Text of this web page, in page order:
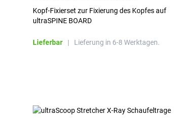
Kopf-Fixierset zur Fixierung des Kopfes auf
ultraSPINE BOARD
Lieferbar | Lieferung in 6-8 Werktagen.